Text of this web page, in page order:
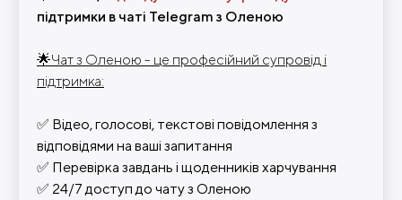
підтримки в чаті Telegram з Оленою
🌟Чат з Оленою - це професійний супровід і
підтримка:
✅ Відео, голосові, текстові повідомлення з
відповідями на ваші запитання
✅ Перевірка завдань і щоденників харчування
✅ 24/7 доступ до чату з Оленою